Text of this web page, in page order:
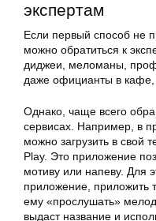
экспертам
Если первый способ не
можно обратиться к
диджеи, меломаны,
даже официанты в кафе,
Однако, чаще всего
сервисах. Например, в
можно загрузить в свой
Play. Это приложение
мотиву или напеву. Для
приложение, приложить
ему «прослушать»
выдаст название и